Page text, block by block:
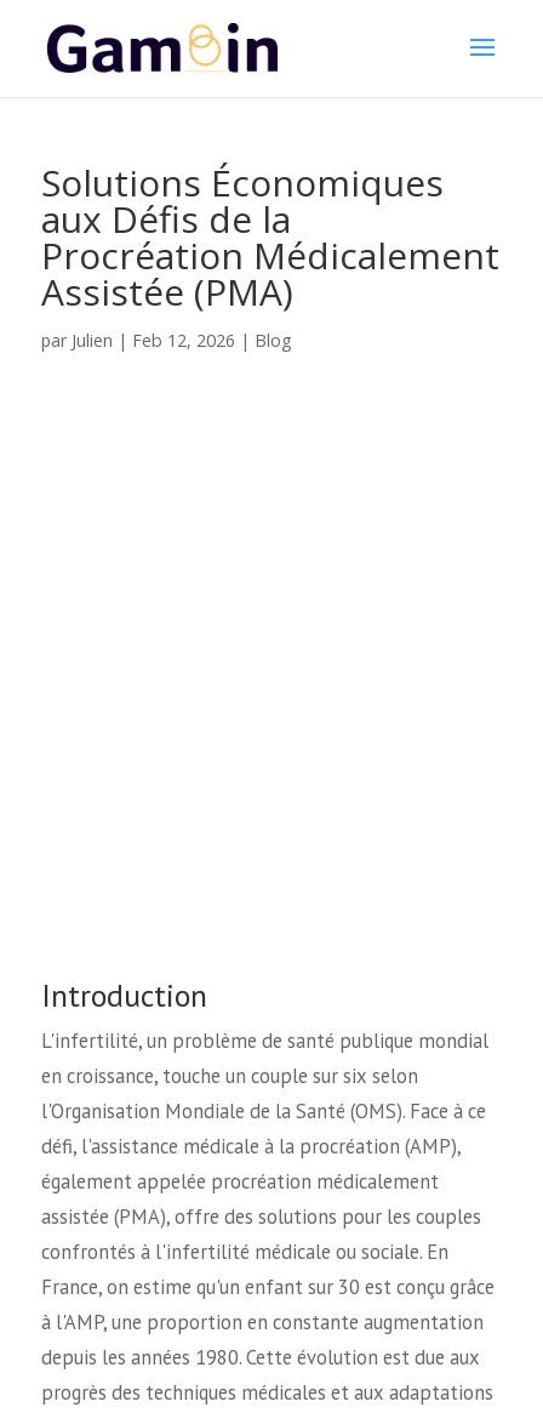
Solutions Économiques
aux Défis de la
Procréation Médicalement
Assistée (PMA)
par Julien | Feb 12, 2026 | Blog
Introduction
L'infertilité, un problème de santé publique mondial
en croissance, touche un couple sur six selon
l'Organisation Mondiale de la Santé (OMS). Face à ce
défi, l'assistance médicale à la procréation (AMP),
également appelée procréation médicalement
assistée (PMA), offre des solutions pour les couples
confrontés à l'infertilité médicale ou sociale. En
France, on estime qu'un enfant sur 30 est conçu grâce
à l'AMP, une proportion en constante augmentation
depuis les années 1980. Cette évolution est due aux
progrès des techniques médicales et aux adaptations